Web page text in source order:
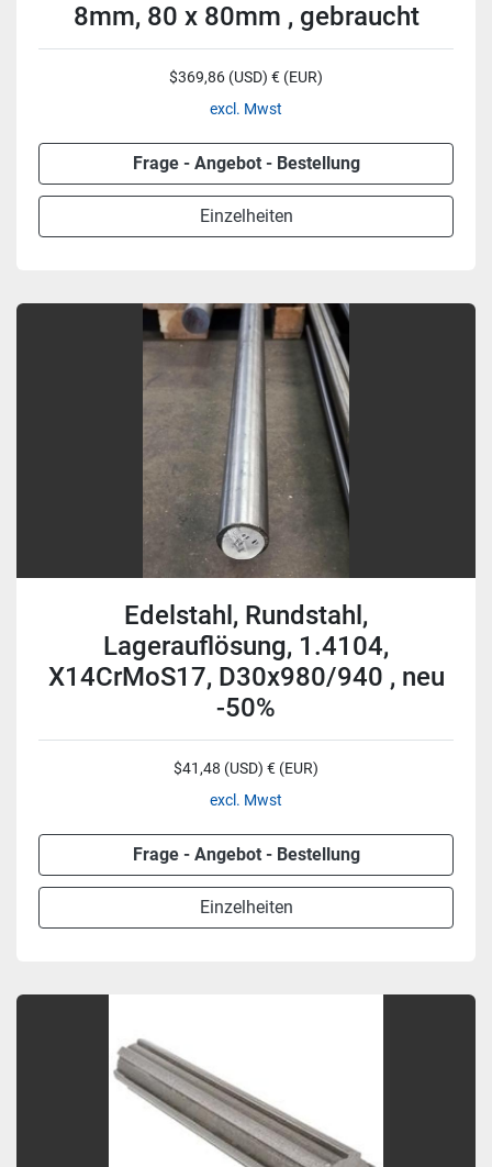
8mm, 80 x 80mm , gebraucht
$369,86 (USD) € (EUR)
excl. Mwst
Frage - Angebot - Bestellung
Einzelheiten
Edelstahl, Rundstahl,
Lagerauflösung, 1.4104,
X14CrMoS17, D30x980/940 , neu
-50%
$41,48 (USD) € (EUR)
excl. Mwst
Frage - Angebot - Bestellung
Einzelheiten